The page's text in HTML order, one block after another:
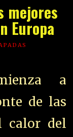
mejores
Europa
a
de las
calor del